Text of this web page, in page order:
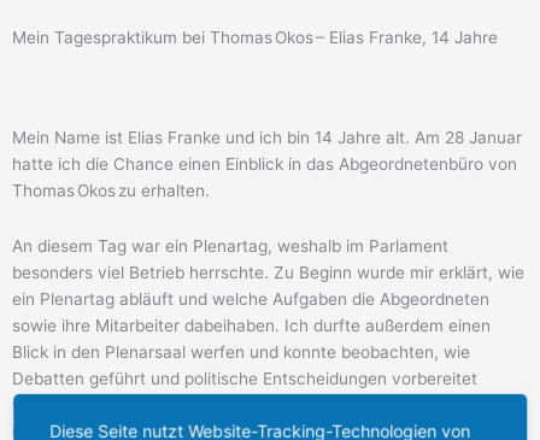
Mein Tagespraktikum bei Thomas Okos – Elias Franke, 14 Jahre
Mein Name ist Elias Franke und ich bin 14 Jahre alt. Am 28 Januar
hatte ich die Chance einen Einblick in das Abgeordnetenbüro von
Thomas Okos zu erhalten.
An diesem Tag war ein Plenartag, weshalb im Parlament
besonders viel Betrieb herrschte. Zu Beginn wurde mir erklärt, wie
ein Plenartag abläuft und welche Aufgaben die Abgeordneten
sowie ihre Mitarbeiter dabeihaben. Ich durfte außerdem einen
Blick in den Plenarsaal werfen und konnte beobachten, wie
Debatten geführt und politische Entscheidungen vorbereitet
werden. Im weiteren Verlauf des Tages erhielt ich Informationen
über die tägliche Arbeit in einem Abgeordnetenbüro. Besonders
Diese Seite nutzt Website-Tracking-Technologien von